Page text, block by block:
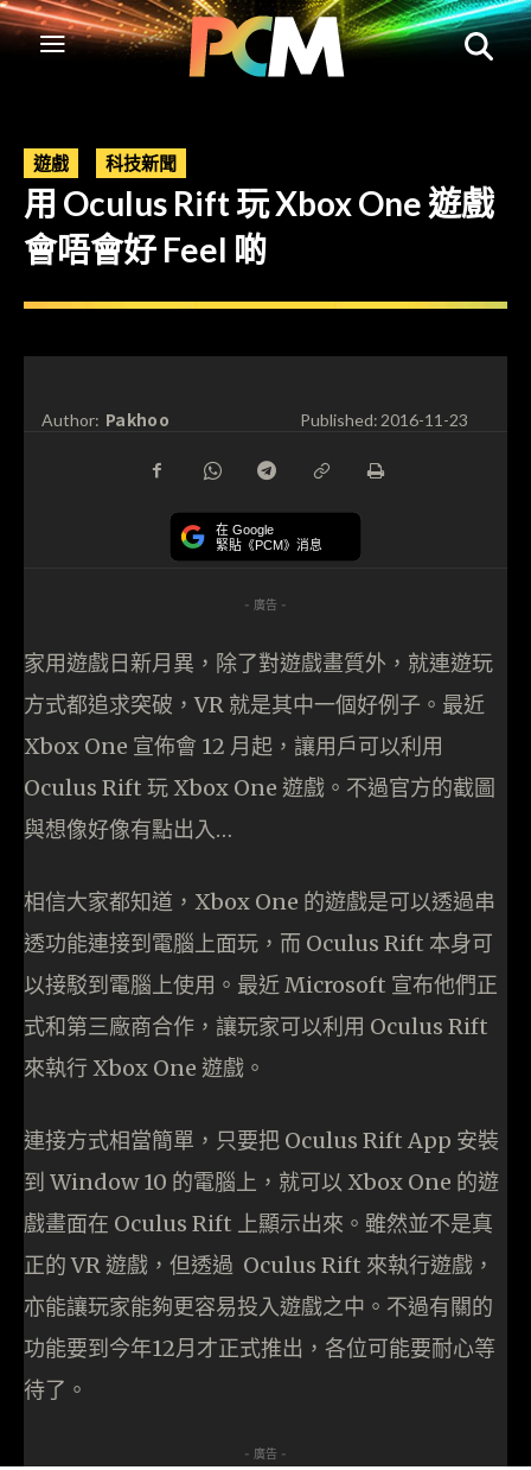
遊戲 科技新聞
用 Oculus Rift 玩 Xbox One 遊戲
會唔會好 Feel 啲
Author: Pakhoo Published:2016-11-23
在 Google
緊貼《PCM》消息
- 廣告 -
家用遊戲日新月異，除了對遊戲畫質外，就連遊玩
方式都追求突破，VR 就是其中一個好例子。最近
Xbox One 宣佈會 12 月起，讓用戶可以利用
Oculus Rift 玩 Xbox One 遊戲。不過官方的截圖
與想像好像有點出入…
相信大家都知道，Xbox One 的遊戲是可以透過串
透功能連接到電腦上面玩，而 Oculus Rift 本身可
以接駁到電腦上使用。最近 Microsoft 宣布他們正
式和第三廠商合作，讓玩家可以利用 Oculus Rift
來執行 Xbox One 遊戲。
連接方式相當簡單，只要把 Oculus Rift App 安裝
到 Window 10 的電腦上，就可以 Xbox One 的遊
戲畫面在 Oculus Rift 上顯示出來。雖然並不是真
正的 VR 遊戲，但透過 Oculus Rift 來執行遊戲，
亦能讓玩家能夠更容易投入遊戲之中。不過有關的
功能要到今年12月才正式推出，各位可能要耐心等
待了。
- 廣告 -